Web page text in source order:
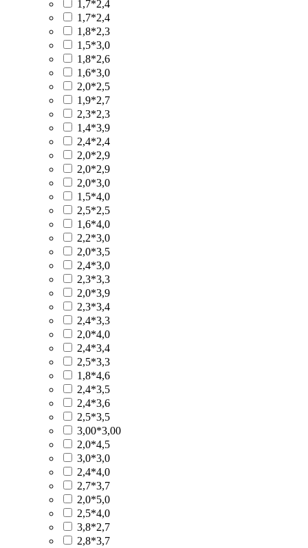
1,7*2,4
1,7*2,4
1,8*2,3
1,5*3,0
1,8*2,6
1,6*3,0
2,0*2,5
1,9*2,7
2,3*2,3
1,4*3,9
2,4*2,4
2,0*2,9
2,0*2,9
2,0*3,0
1,5*4,0
2,5*2,5
1,6*4,0
2,2*3,0
2,0*3,5
2,4*3,0
2,3*3,3
2,0*3,9
2,3*3,4
2,4*3,3
2,0*4,0
2,4*3,4
2,5*3,3
1,8*4,6
2,4*3,5
2,4*3,6
2,5*3,5
3,00*3,00
2,0*4,5
3,0*3,0
2,4*4,0
2,7*3,7
2,0*5,0
2,5*4,0
3,8*2,7
2,8*3,7